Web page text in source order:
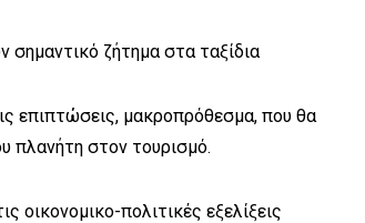
σημαντικό ζήτημα στα ταξίδια
επιπτώσεις, μακροπρόθεσμα, που θα
πλανήτη στον τουρισμό.
οικονομικο-πολιτικές εξελίξεις